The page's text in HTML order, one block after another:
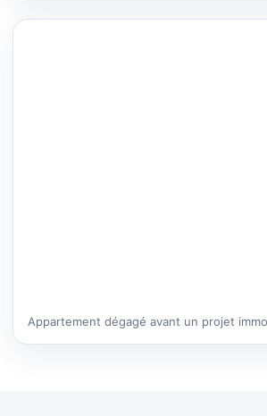
Appartement dégagé avant un projet